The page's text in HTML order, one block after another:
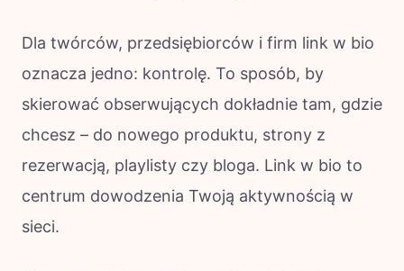
Dla twórców, przedsiębiorców i firm link w bio
oznacza jedno: kontrolę. To sposób, by
skierować obserwujących dokładnie tam, gdzie
chcesz – do nowego produktu, strony z
rezerwacją, playlisty czy bloga. Link w bio to
centrum dowodzenia Twoją aktywnością w
sieci.